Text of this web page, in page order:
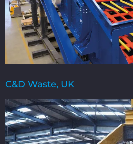
C&D Waste, UK